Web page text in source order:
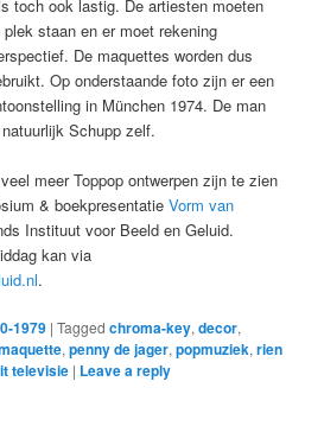
toch ook lastig. De artiesten moeten
staan en er moet rekening
De maquettes worden dus
Op onderstaande foto zijn er een
in München 1974. De man
Schupp zelf.
meer Toppop ontwerpen zijn te zien
& boekpresentatieVorm van
Instituut voor Beeld en Geluid.
kan via
.
1979 |Tagged chroma-key,decor,
,penny de jager,popmuziek,rien
televisie | Leave a reply